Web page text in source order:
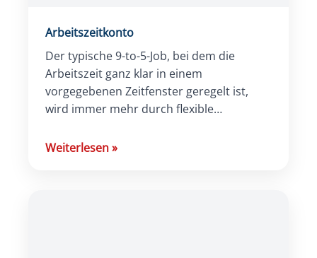
Arbeitszeitkonto
Der typische 9-to-5-Job, bei dem die
Arbeitszeit ganz klar in einem
vorgegebenen Zeitfenster geregelt ist,
wird immer mehr durch flexible
dem Bedürfnis der Arbeitnehmenden
Weiterlesen»